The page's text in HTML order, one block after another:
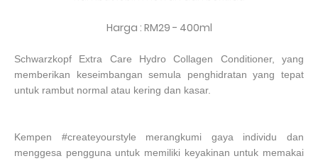
Harga : RM29 - 400ml
Schwarzkopf Extra Care Hydro Collagen Conditioner, yang
memberikan keseimbangan semula penghidratan yang tepat
untuk rambut normal atau kering dan kasar.
Kempen #createyourstyle merangkumi gaya individu dan
menggesa pengguna untuk memiliki keyakinan untuk memakai